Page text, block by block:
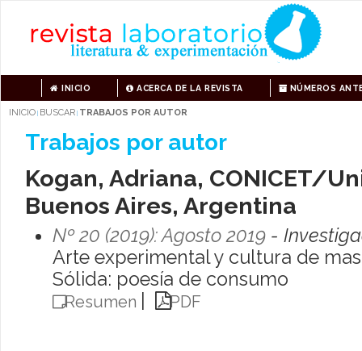
INICIO ACERCA DE LA REVISTA NÚMEROS
INICIO | BUSCAR | TRABAJOS POR AUTOR
Trabajos por autor
Kogan, Adriana, CONICET/
Buenos Aires, Argentina
Nº 20 (2019): Agosto 2019-
Arte experimental y cultura de
Sólida: poesía de consumo
Resumen PDF